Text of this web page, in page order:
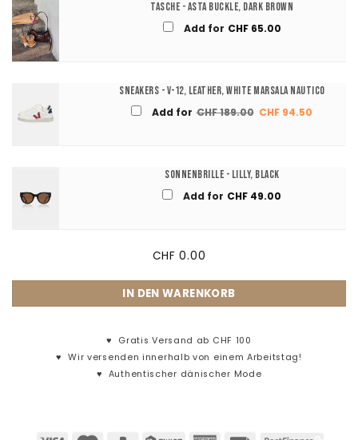
Tasche - Asta Buckle, Dark Brown
Add for CHF65.00
Sneakers - V-12, Leather, White Marsala Nautico
Add for CHF189.00 Ursprünglicher
Preis
CHF 94.50
Sonnenbrille - Lilly, Black
Add for CHF 49.00
CHF 0.00
IN DEN WARENKORB
♥ Gratis Versand ab CHF 100
♥Wir versenden innerhalb von einem Arbeitstag!
♥ Authentischer dänischer Mode